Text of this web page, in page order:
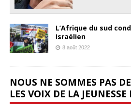
L’Afrique du sud
israélien
8 août 2022
NOUS NE SOMMES PAS
LES VOIX DE LA JEUNESSE